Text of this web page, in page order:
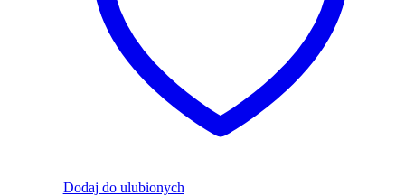
Dodaj do ulubionych